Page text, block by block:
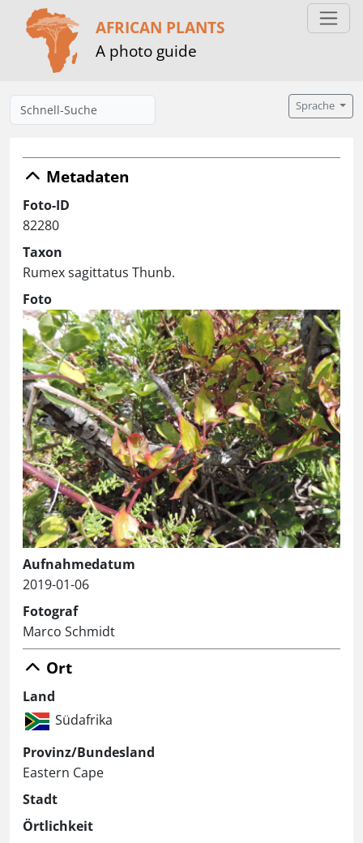
AFRICAN PLANTS
A photo guide
Sprache
Metadaten
Foto-ID
82280
Taxon
Rumex sagittatus Thunb.
Foto
Aufnahmedatum
2019-01-06
Fotograf
Marco Schmidt
Ort
Land
Südafrika
Provinz/Bundesland
Eastern Cape
Stadt
Örtlichkeit